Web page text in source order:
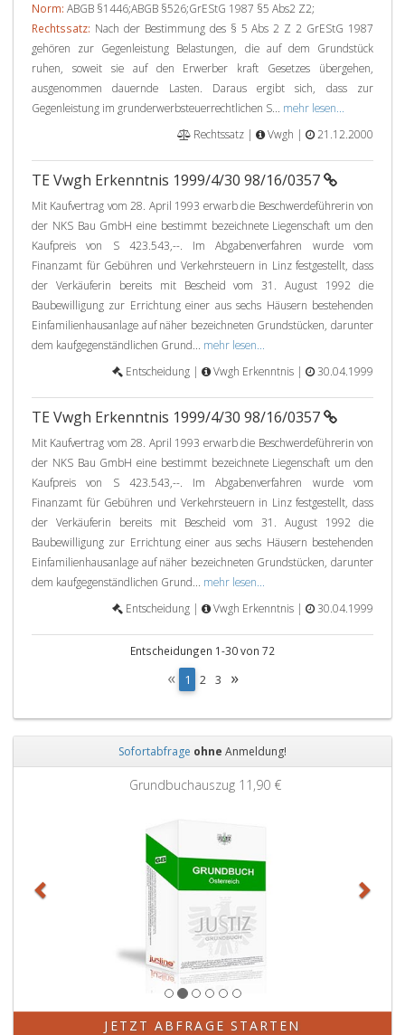
Norm: ABGB §1446;ABGB §526;GrEStG 1987 §5 Abs2 Z2;
Rechtssatz: Nach der Bestimmung des § 5 Abs 2 Z 2 GrEStG 1987
gehören zur Gegenleistung Belastungen, die auf dem Grundstück
ruhen, soweit sie auf den Erwerber kraft Gesetzes übergehen,
ausgenommen dauernde Lasten. Daraus ergibt sich, dass zur
Gegenleistung im grunderwerbsteuerrechtlichen S... mehr lesen...
Rechtssatz |
Vwgh | 21.12.2000
TE Vwgh Erkenntnis 1999/4/30 98/16/0357
Mit Kaufvertrag vom 28. April 1993 erwarb die Beschwerdeführerin von
der NKS Bau GmbH eine bestimmt bezeichnete Liegenschaft um den
Kaufpreis von S 423.543,--. Im Abgabenverfahren wurde vom
Finanzamt für Gebühren und Verkehrsteuern in Linz festgestellt, dass
der Verkäuferin bereits mit Bescheid vom 31. August 1992 die
Baubewilligung zur Errichtung einer aus sechs Häusern bestehenden
Einfamilienhausanlage auf näher bezeichneten Grundstücken, darunter
dem kaufgegenständlichen Grund... mehr lesen...
Entscheidung |
Vwgh Erkenntnis | 30.04.1999
TE Vwgh Erkenntnis 1999/4/30 98/16/0357
Mit Kaufvertrag vom 28. April 1993 erwarb die Beschwerdeführerin von
der NKS Bau GmbH eine bestimmt bezeichnete Liegenschaft um den
Kaufpreis von S 423.543,--. Im Abgabenverfahren wurde vom
Finanzamt für Gebühren und Verkehrsteuern in Linz festgestellt, dass
der Verkäuferin bereits mit Bescheid vom 31. August 1992 die
Baubewilligung zur Errichtung einer aus sechs Häusern bestehenden
Einfamilienhausanlage auf näher bezeichneten Grundstücken, darunter
dem kaufgegenständlichen Grund... mehr lesen...
Entscheidung |
Vwgh Erkenntnis | 30.04.1999
Entscheidungen 1-30 von 72
« 1
c
e
t
2 3 »
Sofortabfrage ohne Anmeldung!
Grundbuchauszug 11,90 €
JETZT ABFRAGE STARTEN